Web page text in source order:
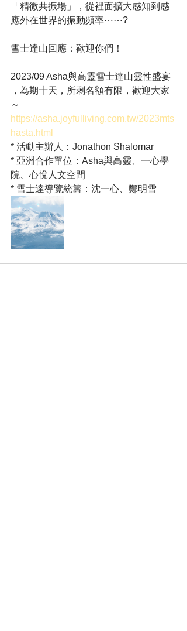
「精微共振場」，從裡面擴大感知到感
應外在世界的振動頻率⋯⋯?
雪士達山回應：歡迎你們！
2023/09 Asha與高靈雪士達山靈性盛宴
，為期十天，所剩名額有限，歡迎大家
～
https://asha.joyfulliving.com.tw/2023mts
hasta.html
* 活動主辦人：Jonathon Shalomar
* 亞洲合作單位：Asha與高靈、一心學
院、心悅人文空間
* 雪士達導覽統籌：沈一心、鄭明雪